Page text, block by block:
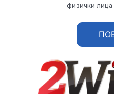
физички лица